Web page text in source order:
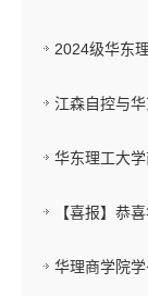
2024级华东
江森自控与
华东理工大
【喜报】恭
华理商学院